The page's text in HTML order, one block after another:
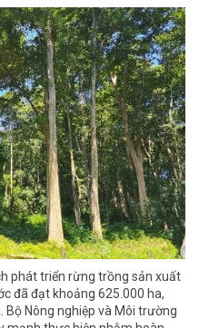
phát triển rừng trồng sản xuất
đã đạt khoảng 625.000 ha,
Nông nghiệp và Môi trường